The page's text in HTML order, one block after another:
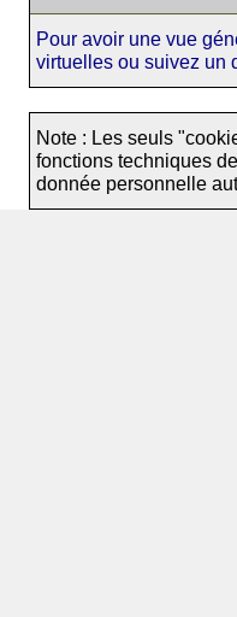
Pour avoir une vue
virtuelles ou suivez un
Note : Les seuls
fonctions techniques
donnée personnelle